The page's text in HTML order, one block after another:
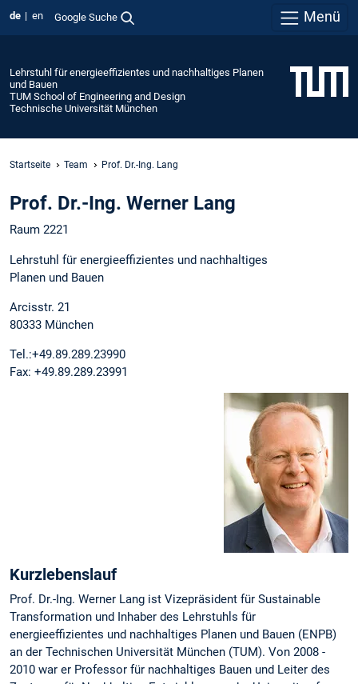
de en Google Suche Menü
Lehrstuhl für energieeffizientes und nachhaltiges Planen
und Bauen
TUM School of Engineering and Design
Technische Universität München
Startseite Team Prof. Dr.-Ing. Lang
Prof. Dr.-Ing. Werner Lang
Raum 2221
Lehrstuhl für energieeffizientes und nachhaltiges
Planen und Bauen
Arcisstr. 21
80333 München
Tel.:+49.89.289.23990
Fax: +49.89.289.23991
Kurzlebenslauf
Prof. Dr.-Ing. Werner Lang ist Vizepräsident für Sustainable
Transformation und Inhaber des Lehrstuhls für
energieeffizientes und nachhaltiges Planen und Bauen (ENPB)
an der Technischen Universität München (TUM). Von 2008 -
2010 war er Professor für nachhaltiges Bauen und Leiter des